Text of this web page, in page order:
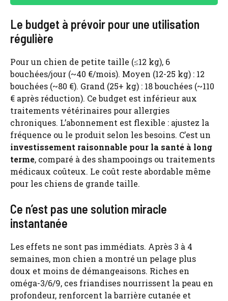
Le budget à prévoir pour une utilisation
régulière
Pour un chien de petite taille (≤12 kg), 6
bouchées/jour (~40 €/mois). Moyen (12-25 kg) : 12
bouchées (~80 €). Grand (25+ kg) : 18 bouchées (~110
€ après réduction). Ce budget est inférieur aux
traitements vétérinaires pour allergies
chroniques. L’abonnement est flexible : ajustez la
fréquence ou le produit selon les besoins. C’est un
investissement raisonnable pour la santé à long
terme, comparé à des shampooings ou traitements
médicaux coûteux. Le coût reste abordable même
pour les chiens de grande taille.
Ce n’est pas une solution miracle
instantanée
Les effets ne sont pas immédiats. Après 3 à 4
semaines, mon chien a montré un pelage plus
doux et moins de démangeaisons. Riches en
oméga-3/6/9, ces friandises nourrissent la peau en
profondeur, renforcent la barrière cutanée et